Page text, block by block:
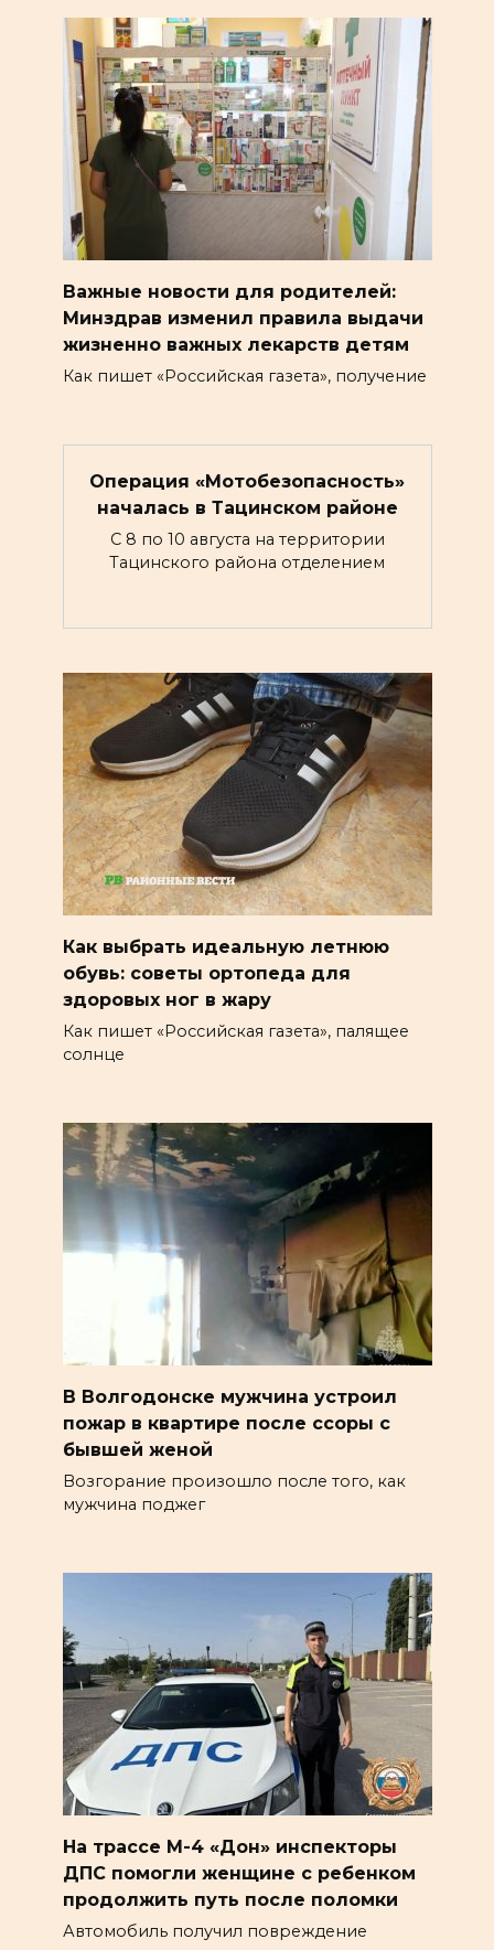
Важные новости для родителей:
Минздрав изменил правила выдачи
жизненно важных лекарств детям
Как пишет «Российская газета», получение
Операция «Мотобезопасность»
началась в Тацинском районе
С 8 по 10 августа на территории
Тацинского района отделением
Как выбрать идеальную летнюю
обувь: советы ортопеда для
здоровых ног в жару
Как пишет «Российская газета», палящее
солнце
В Волгодонске мужчина устроил
пожар в квартире после ссоры с
бывшей женой
Возгорание произошло после того, как
мужчина поджег
На трассе М-4 «Дон» инспекторы
ДПС помогли женщине с ребенком
продолжить путь после поломки
Автомобиль получил повреждение